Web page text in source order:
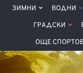
ЗИМНИ ВОДНИ
ГРАДСКИ
ОЩЕ